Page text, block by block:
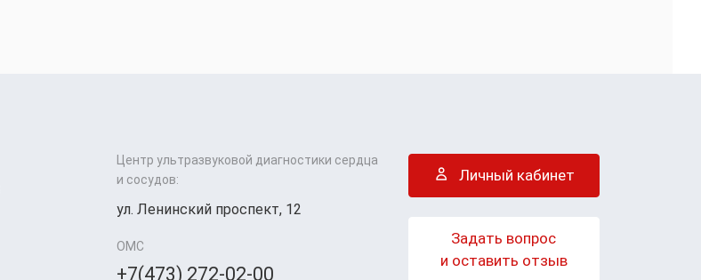
Центр ультразвуковой диагностики сердца
и сосудов:
ул. Ленинский проспект, 12
ОМС
+7(473) 272-02-00
Личный кабинет
Задать вопрос
и оставить отзыв